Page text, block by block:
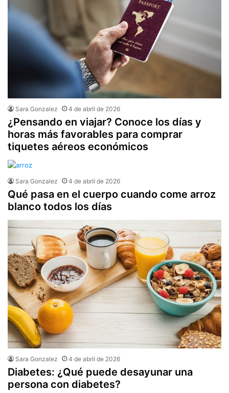
Sara Gonzalez 4 de abril de 2026
¿Pensando en viajar? Conoce los días y
horas más favorables para comprar
tiquetes aéreos económicos
Sara Gonzalez 4 de abril de 2026
Qué pasa en el cuerpo cuando come arroz
blanco todos los días
Sara Gonzalez 4 de abril de 2026
Diabetes: ¿Qué puede desayunar una
persona con diabetes?